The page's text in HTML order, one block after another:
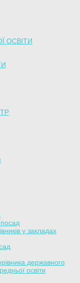
ОСВІТИ
у закладах
державного
освіти